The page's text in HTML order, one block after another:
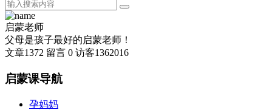
启蒙老师
父母是孩子最好的启蒙老师！
文章1372 留言 0 访客1362016
启蒙课导航
孕妈妈